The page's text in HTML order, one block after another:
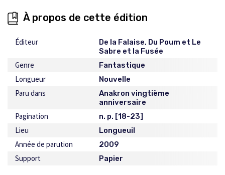
À propos de cette édition
Éditeur
De la Falaise, Du Poum et Le
Sabre et la Fusée
Genre Fantastique
Longueur Nouvelle
Paru dans
Anakron vingtième
anniversaire
Pagination n. p. [18-23]
Lieu Longueuil
Année de parution 2009
Support Papier